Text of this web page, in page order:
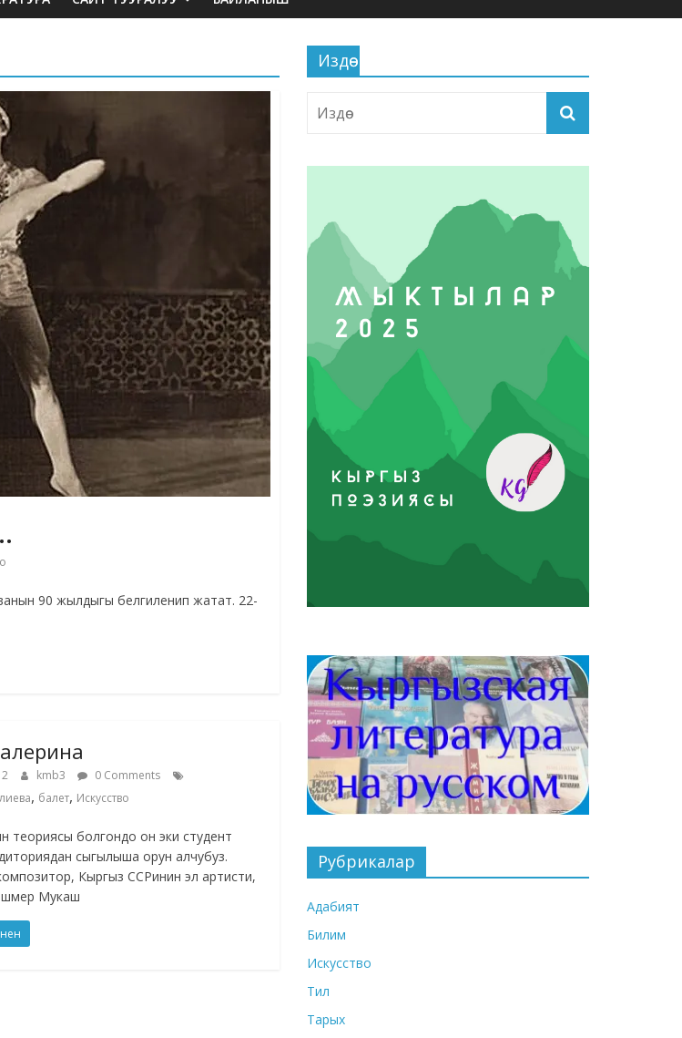
90 жылдыгы белгиленип жатат. 22-
kmb3
0 Comments
, балет, Искусство
теориясы болгондо он эки студент
сыгылыша орун алчубуз.
Кыргыз ССРинин эл артисти,
Мукаш
Издөө
Рубрикалар
Адабият
Билим
Искусство
Тил
Тарых